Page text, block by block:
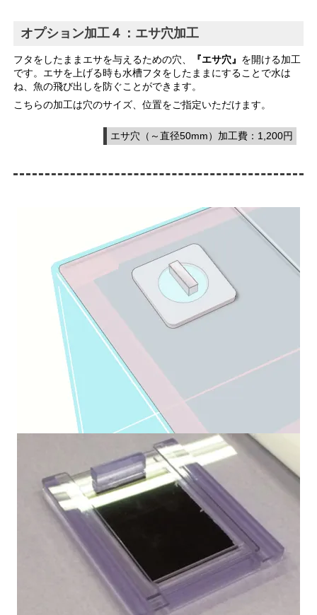
オプション加工４：エサ穴加工
フタをしたままエサを与えるための穴、 『エサ穴』 を開ける加工
です。エサを上げる時も水槽フタをしたままにすることで水は
ね、魚の飛び出しを防ぐことができます。
こちらの加工は穴のサイズ、位置をご指定いただけます。
エサ穴（～直径50mm）加工費：1,200円